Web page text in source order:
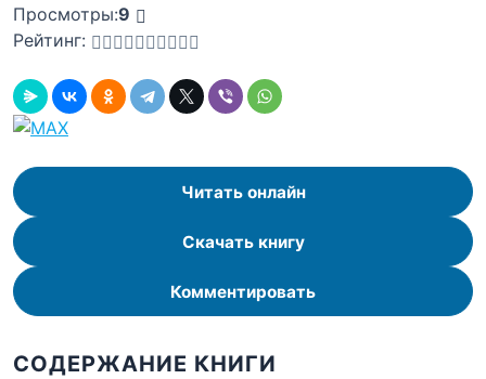
Просмотры:9
Рейтинг:
Читать онлайн
Скачать книгу
Комментировать
СОДЕРЖАНИЕ КНИГИ